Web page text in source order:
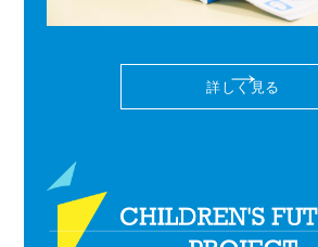
詳しく見る